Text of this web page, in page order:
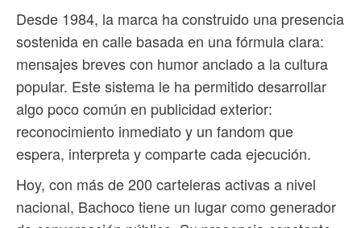
Desde 1984, la marca ha construido una presencia
sostenida en calle basada en una fórmula clara:
mensajes breves con humor anclado a la cultura
popular. Este sistema le ha permitido desarrollar
algo poco común en publicidad exterior:
reconocimiento inmediato y un fandom que
espera, interpreta y comparte cada ejecución.
Hoy, con más de 200 carteleras activas a nivel
nacional, Bachoco tiene un lugar como generador